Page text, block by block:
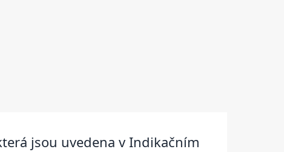
jsou uvedena v Indikačním